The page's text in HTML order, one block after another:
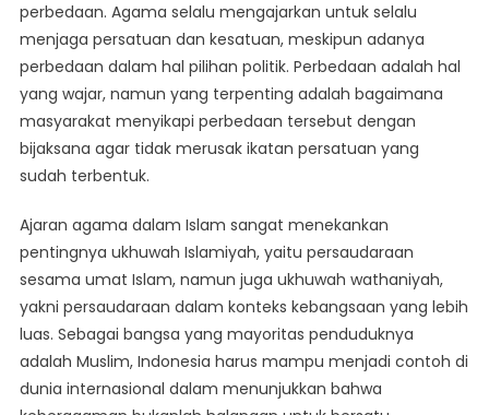
perbedaan. Agama selalu mengajarkan untuk selalu
menjaga persatuan dan kesatuan, meskipun adanya
perbedaan dalam hal pilihan politik. Perbedaan adalah hal
yang wajar, namun yang terpenting adalah bagaimana
masyarakat menyikapi perbedaan tersebut dengan
bijaksana agar tidak merusak ikatan persatuan yang
sudah terbentuk.
Ajaran agama dalam Islam sangat menekankan
pentingnya ukhuwah Islamiyah, yaitu persaudaraan
sesama umat Islam, namun juga ukhuwah wathaniyah,
yakni persaudaraan dalam konteks kebangsaan yang lebih
luas. Sebagai bangsa yang mayoritas penduduknya
adalah Muslim, Indonesia harus mampu menjadi contoh di
dunia internasional dalam menunjukkan bahwa